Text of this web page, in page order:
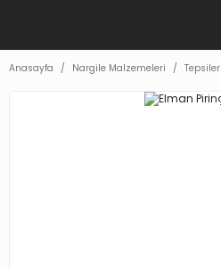
Anasayfa Nargile Malzemeleri Tepsiler